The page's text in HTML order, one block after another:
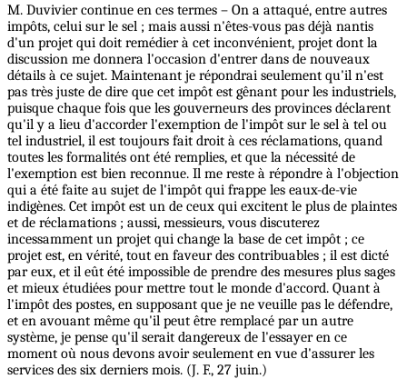
M. Duvivier continue en ces termes – On a attaqué, entre autres
impôts, celui sur le sel ; mais aussi n'êtes-vous pas déjà nantis
d'un projet qui doit remédier à cet inconvénient, projet dont la
discussion me donnera l'occasion d'entrer dans de nouveaux
détails à ce sujet. Maintenant je répondrai seulement qu'il n'est
pas très juste de dire que cet impôt est gênant pour les industriels,
puisque chaque fois que les gouverneurs des provinces déclarent
qu'il y a lieu d'accorder l'exemption de l'impôt sur le sel à tel ou
tel industriel, il est toujours fait droit à ces réclamations, quand
toutes les formalités ont été remplies, et que la nécessité de
l'exemption est bien reconnue. Il me reste à répondre à l'objection
qui a été faite au sujet de l'impôt qui frappe les eaux-de-vie
indigènes. Cet impôt est un de ceux qui excitent le plus de plaintes
et de réclamations ; aussi, messieurs, vous discuterez
incessamment un projet qui change la base de cet impôt ; ce
projet est, en vérité, tout en faveur des contribuables ; il est dicté
par eux, et il eût été impossible de prendre des mesures plus sages
et mieux étudiées pour mettre tout le monde d'accord. Quant à
l'impôt des postes, en supposant que je ne veuille pas le défendre,
et en avouant même qu'il peut être remplacé par un autre
système, je pense qu'il serait dangereux de l'essayer en ce
moment où nous devons avoir seulement en vue d'assurer les
services des six derniers mois. (J. F., 27 juin.)